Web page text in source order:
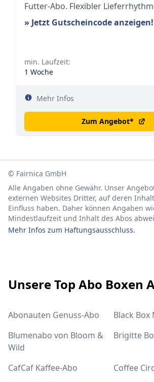
Futter-Abo. Flexibler
» Jetzt Gutscheincode anzeigen!
min. Laufzeit:
1 Woche
Mehr Infos
Zum Angebot*
© Fairnica GmbH
Alle Angaben ohne Gewähr. Unser
externen Websites Dritter, auf deren
Einfluss haben. Daher können Angaben
Mindestlaufzeit und Inhalt des Abos
Mehr Infos zum Haftungsausschluss.
Unsere Top Abo Boxen
Abonauten Genuss-Abo
Black Box
Blumenabo von Bloom &
Wild
Brigitte
CafCaf Kaffee-Abo
Coffee